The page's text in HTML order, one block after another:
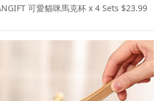
可愛貓咪馬克杯 x 4 Sets $23.99